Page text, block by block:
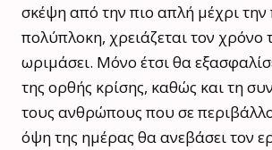
σκέψη από την πιο απλή μέχρι την
πολύπλοκη, χρειάζεται τον χρόνο
ωριμάσει. Μόνο έτσι θα
της ορθής κρίσης, καθώς και τη
τους ανθρώπους που σε
όψη της ημέρας θα ανεβάσει τον